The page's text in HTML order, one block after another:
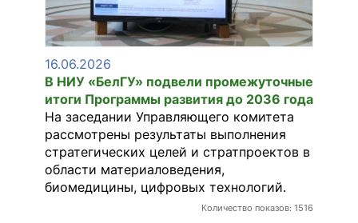
16.06.2026
В НИУ «БелГУ» подвели промежуточные
итоги Программы развития до 2036 года
На заседании Управляющего комитета
рассмотрены результаты выполнения
стратегических целей и стратпроектов в
области материаловедения,
биомедицины, цифровых технологий.
Количество показов: 1516